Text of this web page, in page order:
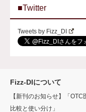
■Twitter
Tweets by Fizz_DI
Fizz-DIについて
【新刊のお知らせ】「OTC
比較と使い分け」